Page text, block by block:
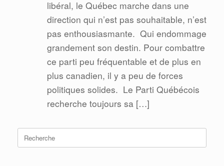
libéral, le Québec marche dans une
direction qui n’est pas souhaitable, n’est
pas enthousiasmante. Qui endommage
grandement son destin. Pour combattre
ce parti peu fréquentable et de plus en
plus canadien, il y a peu de forces
politiques solides. Le Parti Québécois
recherche toujours sa […]
Search
for: